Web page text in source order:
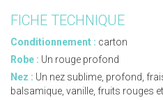
FICHE TECHNIQUE
Conditionnement : carton
Robe : Un rouge profond
Nez : Un nez sublime, profond,
balsamique, vanille, fruits rouges